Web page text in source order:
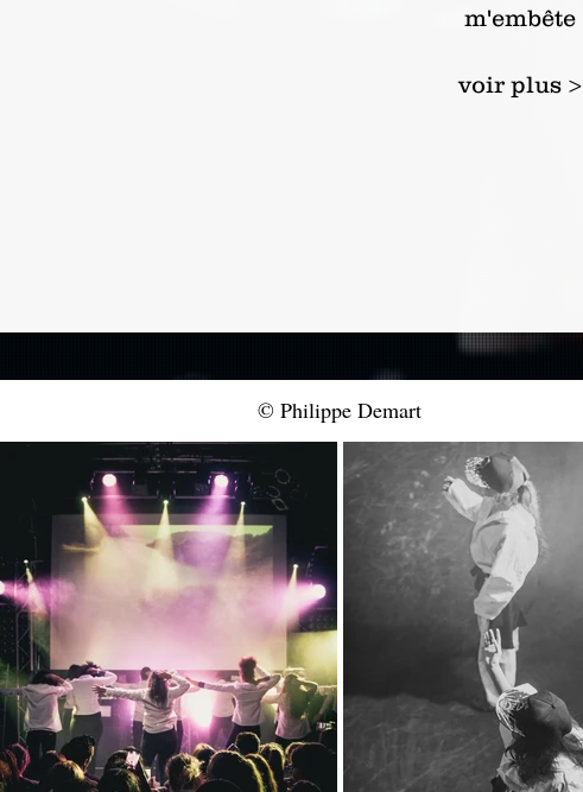
m'embête
voir plus >
© Philippe Demart